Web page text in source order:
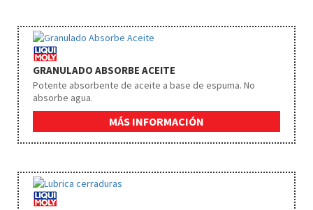
GRANULADO ABSORBE ACEITE
Potente absorbente de aceite a base de espuma. No
absorbe agua.
MÁS INFORMACIÓN